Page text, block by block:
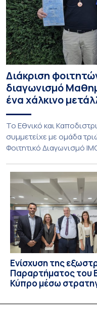
Διάκριση
διαγωνισμό
ένα χάλκινο
To Εθνικό και
συμμετείχε με ομάδα
Φοιτητικό Διαγωνισμό
Ιουλίου στο
συμμετείχαν 447
πανεπιστήμια από 46
επίσης το Εθνικό
Πανεπιστήμιο […]
Ενίσχυση της
Παραρτήματος του
Κύπρο μέσω